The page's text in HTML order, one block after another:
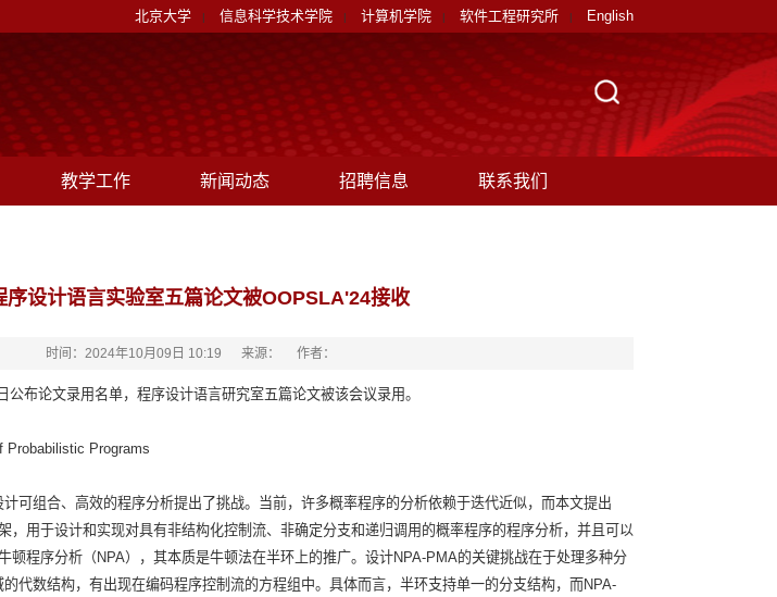
北京大学 | 信息科学技术学院 | 计算机学院 | 软件工程研究所 | English
教学工作 新闻动态 招聘信息 联系我们
序设计语言实验室五篇论文被OOPSLA'24接收
时间：2024年10月09日 10:19 来源： 作者：
公布论文录用名单，程序设计语言研究室五篇论文被该会议录用。
Probabilistic Programs
可组合、高效的程序分析提出了挑战。当前，许多概率程序的分析依赖于迭代近似，而本文提出
，用于设计和实现对具有非结构化控制流、非确定分支和递归调用的概率程序的程序分析，并且可以
顿程序分析（NPA），其本质是牛顿法在半环上的推广。设计NPA-PMA的关键挑战在于处理多种分
代数结构，有出现在编码程序控制流的方程组中。具体而言，半环支持单一的分支结构，而NPA-